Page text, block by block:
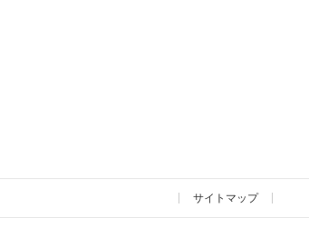
サイトマップ